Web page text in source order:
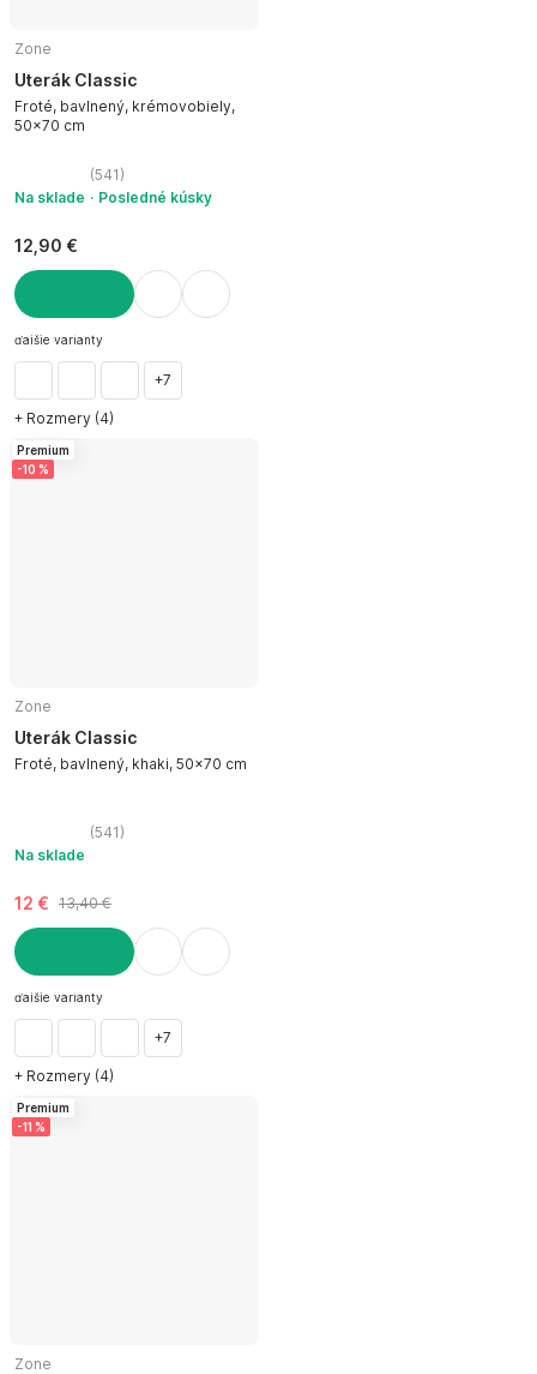
Zone
Uterák Classic
Froté, bavlnený, krémovobiely,
50x70 cm
(541 )
Na sklade
Posledné kúsky
12,90 €
DO KOŠÍKA
ďalšie varianty
+7
+ Rozmery (4)
Premium
-10 %
Zone
Uterák Classic
Froté, bavlnený, khaki, 50x70 cm
(541 )
Na sklade
12 € 13,40 €
DO KOŠÍKA
ďalšie varianty
+7
+ Rozmery (4)
Premium
-11 %
Zone